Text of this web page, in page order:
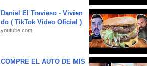
Daniel El Travieso - Vivien
do ( TikTok Video Oficial )
youtube.com
COMPRE EL AUTO DE MIS